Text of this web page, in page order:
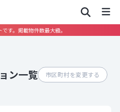
す。掲載物件数最大級。
ン一覧 市区町村を変更する